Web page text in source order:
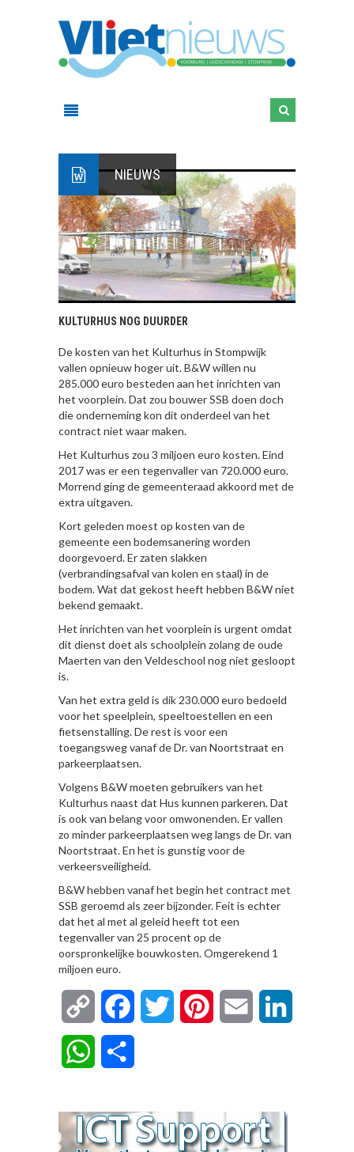
NIEUWS
KULTURHUS NOG DUURDER
De kosten van het Kulturhus in Stompwijk
vallen opnieuw hoger uit. B&W willen nu
285.000 euro besteden aan het inrichten van
het voorplein. Dat zou bouwer SSB doen doch
die onderneming kon dit onderdeel van het
contract niet waar maken.
Het Kulturhus zou 3 miljoen euro kosten. Eind
2017 was er een tegenvaller van 720.000 euro.
Morrend ging de gemeenteraad akkoord met de
extra uitgaven.
Kort geleden moest op kosten van de
gemeente een bodemsanering worden
doorgevoerd. Er zaten slakken
(verbrandingsafval van kolen en staal) in de
bodem. Wat dat gekost heeft hebben B&W niet
bekend gemaakt.
Het inrichten van het voorplein is urgent omdat
dit dienst doet als schoolplein zolang de oude
Maerten van den Veldeschool nog niet gesloopt
is.
Van het extra geld is dik 230.000 euro bedoeld
voor het speelplein, speeltoestellen en een
fietsenstalling. De rest is voor een
toegangsweg vanaf de Dr. van Noortstraat en
parkeerplaatsen.
Volgens B&W moeten gebruikers van het
Kulturhus naast dat Hus kunnen parkeren. Dat
is ook van belang voor omwonenden. Er vallen
zo minder parkeerplaatsen weg langs de Dr. van
Noortstraat. En het is gunstig voor de
verkeersveiligheid.
B&W hebben vanaf het begin het contract met
SSB geroemd als zeer bijzonder. Feit is echter
dat het al met al geleid heeft tot een
tegenvaller van 25 procent op de
oorspronkelijke bouwkosten. Omgerekend 1
miljoen euro.
Copy
Link
FacebookTwitter Pinterest Email
WhatsApp